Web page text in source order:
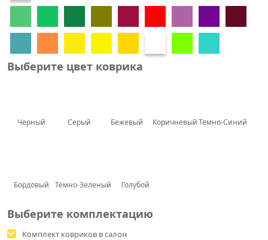
Выберите цвет коврика
Черный Серый Бежевый КоричневыйТемно-Синий
Бордовый Темно-Зеленый Голубой
Выберите комплектацию
Комплект ковриков в салон